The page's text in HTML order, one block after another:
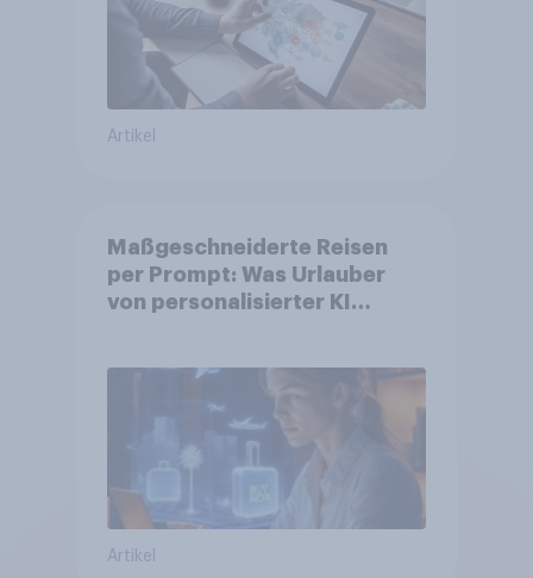
Artikel
Maßgeschneiderte Reisen
per Prompt: Was Urlauber
von personalisierter KI
bereits genutzt werden
Artikel